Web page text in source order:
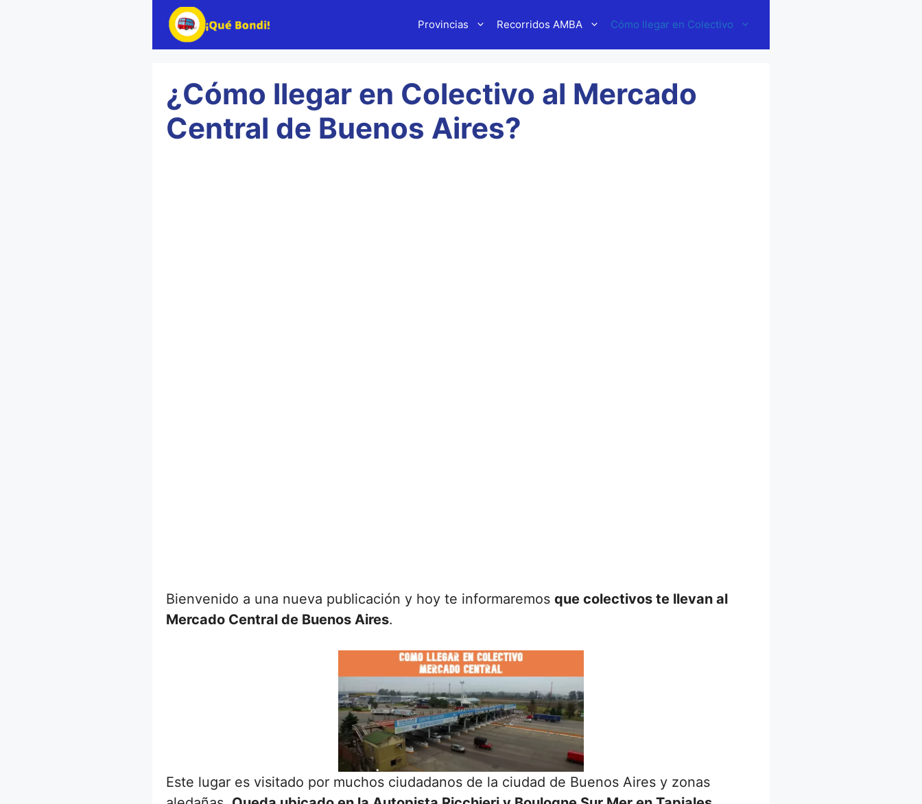
Provincias Recorridos AMBA Cómo llegar en Colectivo
¿Cómo llegar en Colectivo al Mercado
Central de Buenos Aires?
Bienvenido a una nueva publicación y hoy te informaremos que colectivos te llevan al
Mercado Central de Buenos Aires.
Este lugar es visitado por muchos ciudadanos de la ciudad de Buenos Aires y zonas